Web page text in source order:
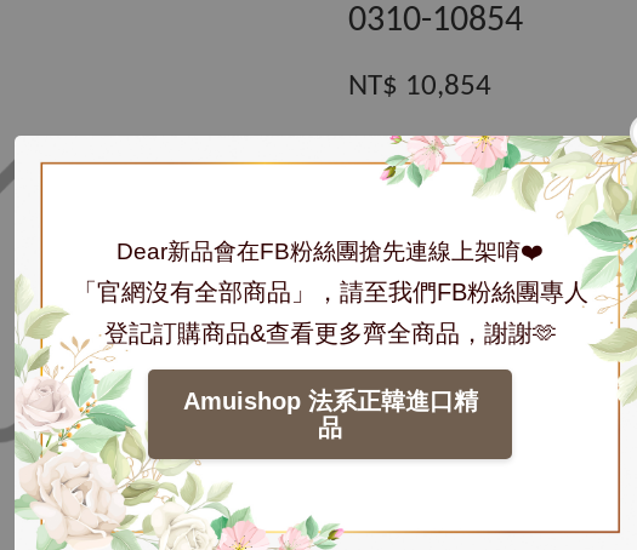
Dear新品會在FB粉絲團搶先連線上架唷❤️
「官網沒有全部商品」，請至我們FB粉絲團專人
登記訂購商品&查看更多齊全商品，謝謝🫶
Amuishop 法系正韓進口精
品
0310-10854
NT$ 10,854
數量
加入購物車
分享